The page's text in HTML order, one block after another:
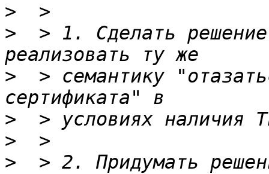
>
>
> 1. Сделать
>
> семантику
>
>
>
> 2. Придумать